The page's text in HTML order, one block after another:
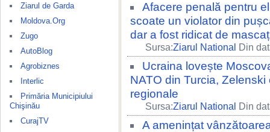
Ziarul de Garda
Moldova.Org
Zugo
AutoBlog
Agrobiznes
Interlic
Primăria Municipiului
Chişinău
CurajTV
Afacere penală pentru
scoate un violator din
dar a fost ridicat de
Sursa:Ziarul National Din
Ucraina lovește
NATO din Turcia,
regionale
Sursa:Ziarul National Din
A amenințat